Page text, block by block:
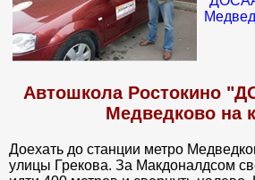
Автошкола Ростокино
Медведково на
Доехать до станции метро
улицы Грекова. За Макдоналдсом